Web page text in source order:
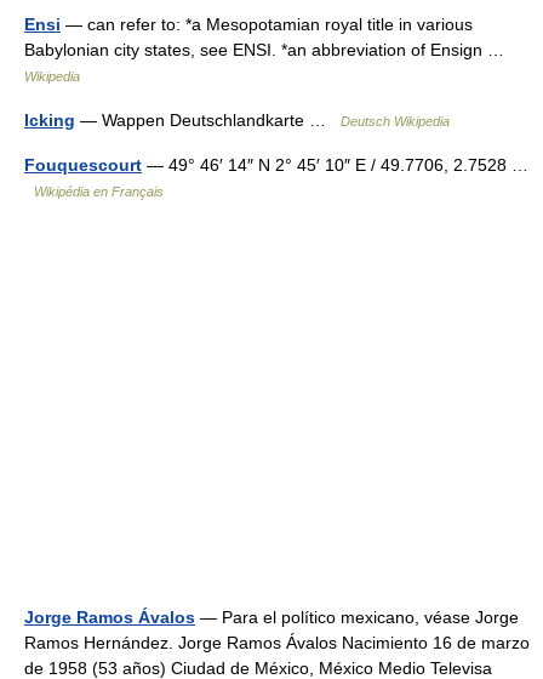
Ensi — can refer to: *a Mesopotamian royal title in various
Babylonian city states, see ENSI. *an abbreviation of Ensign …
Wikipedia
Icking — Wappen Deutschlandkarte … Deutsch Wikipedia
Fouquescourt — 49° 46′ 14″ N 2° 45′ 10″ E / 49.7706, 2.7528 …
Wikipédia en Français
Jorge Ramos Ávalos — Para el político mexicano, véase Jorge
Ramos Hernández. Jorge Ramos Ávalos Nacimiento 16 de marzo
de 1958 (53 años) Ciudad de México, México Medio Televisa